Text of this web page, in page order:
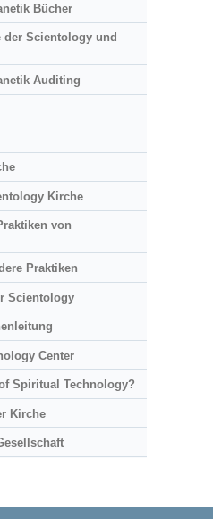
Bücher
Scientology und
Auditing
Kirche
von
Praktiken
Scientology
Center
Spiritual Technology?
Kirche